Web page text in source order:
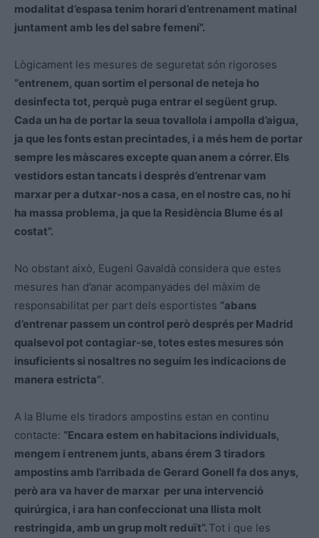
modalitat d’espasa tenim horari d’entrenament matinal
juntament amb les del sabre femení”.
Lògicament les mesures de seguretat són rigoroses
“entrenem, quan sortim el personal de neteja ho
desinfecta tot, perquè puga entrar el següent grup.
Cada un ha de portar la seua tovallola i ampolla d’aigua,
ja que les fonts estan precintades, i a més hem de portar
sempre les màscares excepte quan anem a córrer. Els
vestidors estan tancats i després d’entrenar vam
marxar per a dutxar-nos a casa, en el nostre cas, no hi
ha massa problema, ja que la Residència Blume és al
costat”.
No obstant això, Eugeni Gavaldà considera que estes
mesures han d’anar acompanyades del màxim de
responsabilitat per part dels esportistes “abans
d’entrenar passem un control però després per Madrid
qualsevol pot contagiar-se, totes estes mesures són
insuficients si nosaltres no seguim les indicacions de
manera estricta”.
A la Blume els tiradors ampostins estan en continu
contacte: “Encara estem en habitacions individuals,
mengem i entrenem junts, abans érem 3 tiradors
ampostins amb l’arribada de Gerard Gonell fa dos anys,
però ara va haver de marxar per una intervenció
quirúrgica, i ara han confeccionat una llista molt
restringida, amb un grup molt reduït”. Tot i que les